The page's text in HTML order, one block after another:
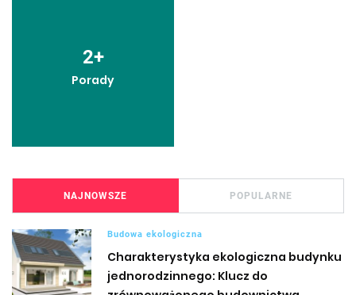
2+
Porady
NAJNOWSZE POPULARNE
Budowa ekologiczna
Charakterystyka ekologiczna budynku
jednorodzinnego: Klucz do